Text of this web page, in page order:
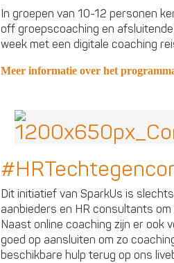
In groepen van 10-12 personen
off groepscoaching en
week met een digitale coaching
Meer informatie over het
Dit initiatief van SparkUs is
aanbieders en HR consultants
Naast online coaching zijn er ook
goed op aansluiten om zo
beschikbare hulp terug op ons